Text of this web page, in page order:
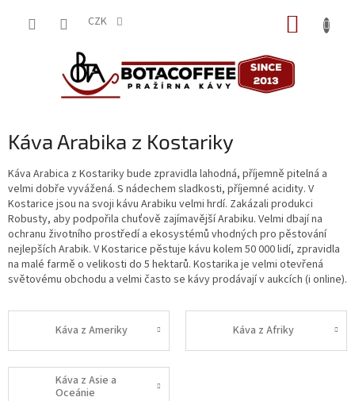
CZK
Káva Arabika z Kostariky
Káva Arabica z Kostariky bude zpravidla lahodná, příjemně pitelná a
velmi dobře vyvážená. S nádechem sladkosti, příjemné acidity. V
Kostarice jsou na svoji kávu Arabiku velmi hrdí. Zakázali produkci
Robusty, aby podpořila chuťově zajímavější Arabiku. Velmi dbají na
ochranu životního prostředí a ekosystémů vhodných pro pěstování
nejlepších Arabik. V Kostarice pěstuje kávu kolem 50 000 lidí, zpravidla
na malé farmě o velikosti do 5 hektarů. Kostarika je velmi otevřená
světovému obchodu a velmi často se kávy prodávají v aukcích (i online).
Káva z Ameriky Káva z Afriky
Káva z Asie a
Oceánie